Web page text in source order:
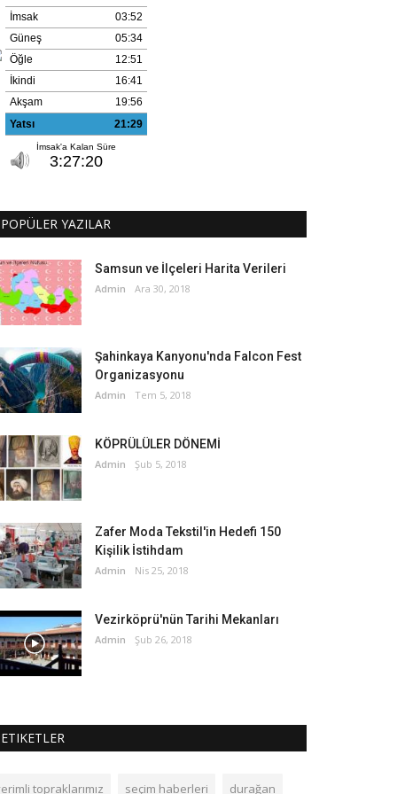
POPÜLER YAZILAR
Samsun ve İlçeleri Harita Verileri
Admin Ara 30, 2018
Şahinkaya Kanyonu'nda Falcon Fest
Organizasyonu
Admin Tem 5, 2018
KÖPRÜLÜLER DÖNEMİ
Admin Şub 5, 2018
Zafer Moda Tekstil'in Hedefi 150
Kişilik İstihdam
Admin Nis 25, 2018
Vezirköprü'nün Tarihi Mekanları
Admin Şub 26, 2018
ETIKETLER
topraklarımız seçim haberleri durağan